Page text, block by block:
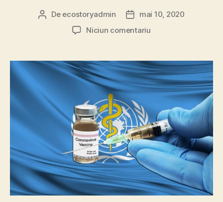
Autor
De ecostoryadmin
Dată
articol
mai 10, 2020
Niciun comentariula
au
ajutat
cooperarea
globală.
va
submina
coronavirusul?